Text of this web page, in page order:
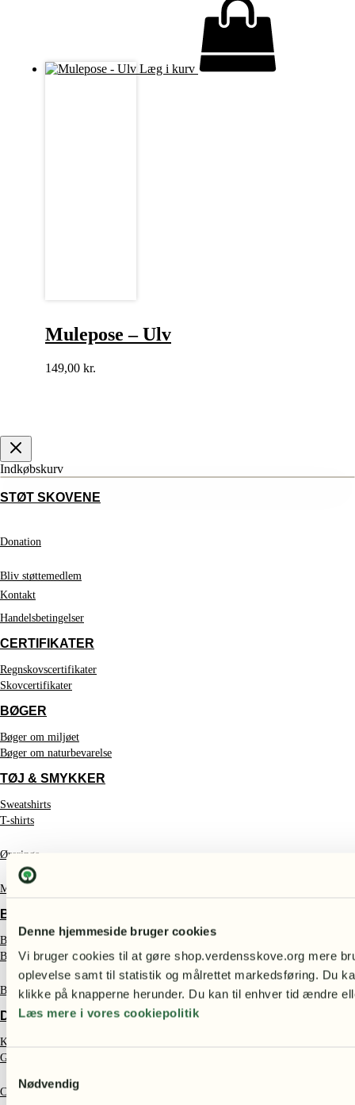
Denne hjemmeside bruger cookies
Vi bruger cookies til at gøre shop.verdensskove.org mere
oplevelse samt til statistik og målrettet markedsføring. Du
klikke på knapperne herunder. Du kan til enhver tid ændre
Læs mere i vores cookiepolitik
Nødvendig
Læg i kurv
Mulepose – Ulv
149,00 kr.
Indkøbskurv
STØT SKOVENE
Donation
Bliv støttemedlem
Kontakt
Handelsbetingelser
CERTIFIKATER
Regnskovscertifikater
Skovcertifikater
BØGER
Bøger om miljøet
Bøger om naturbevarelse
TØJ & SMYKKER
Sweatshirts
T-shirts
Øreringe
Muleposer
BØRN
Bamser
Børneplakater – smukke motiver med dyr og natur
Børnebøger
DELIKATESSE
Kaffe fra Etiopien
Gaveæsker
Chokolade